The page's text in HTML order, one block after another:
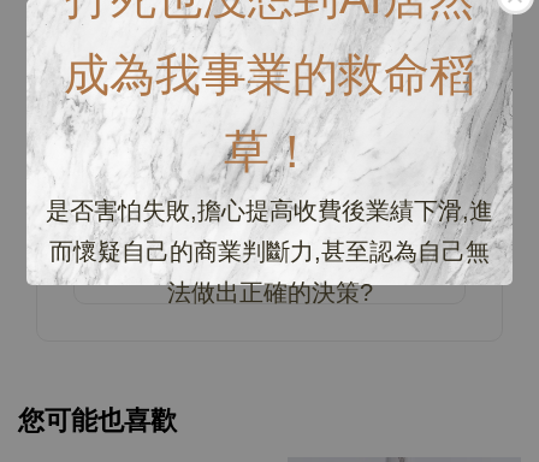
成為我事業的救命稻
草！
是否害怕失敗,擔心提高收費後業績下滑,進
而懷疑自己的商業判斷力,甚至認為自己無
法做出正確的決策?
商品評價
0/ 5
總共有0個評價
您可能也喜歡